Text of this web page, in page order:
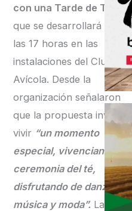
con una Tarde de Té,
que se desarrollará desde
las 17 horas en las
instalaciones del Club
Avícola. Desde la
organización señalaron
que la propuesta invita a
vivir “un momento
especial, vivenciando la
ceremonia del té,
disfrutando de danzas,
música y moda”. Las